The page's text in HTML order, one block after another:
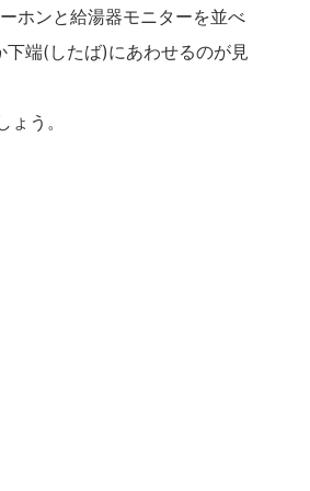
ホンと給湯器モニターを並べ
端(したば)にあわせるのが見
う。